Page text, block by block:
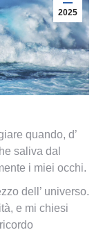
2025
quando, d’
saliva dal
i miei occhi.
dell’ universo.
e mi chiesi